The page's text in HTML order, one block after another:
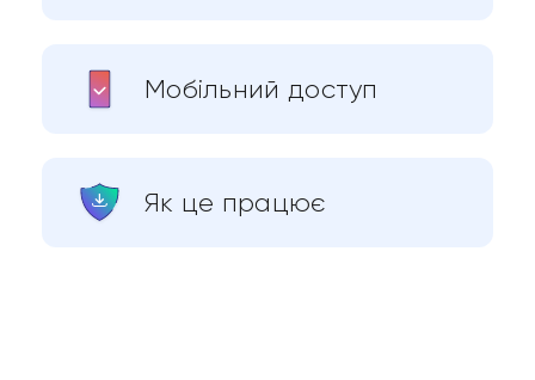
Мобільний доступ
Як це працює